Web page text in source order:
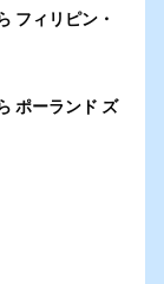
ィリピン・
ポーランド ズ